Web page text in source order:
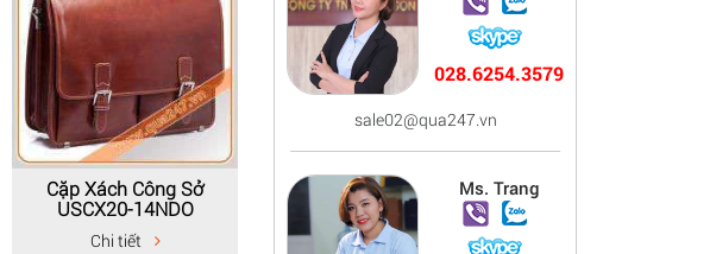
Cặp Xách Công Sở
USCX20-14NDO
Chi tiết
028.6254.3579
sale02@qua247.vn
Ms. Trang